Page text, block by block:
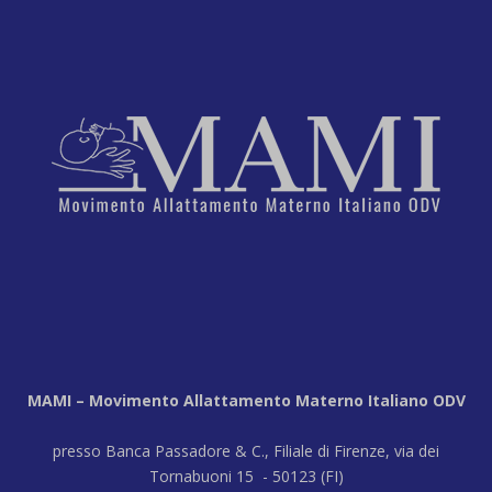
MAMI – Movimento Allattamento Materno Italiano ODV
presso Banca Passadore & C., Filiale di Firenze, via dei
Tornabuoni 15 - 50123 (FI)